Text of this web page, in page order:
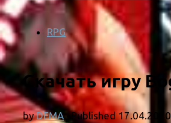
RPG
Скачать игру
byDEMA · Published17.04.2020